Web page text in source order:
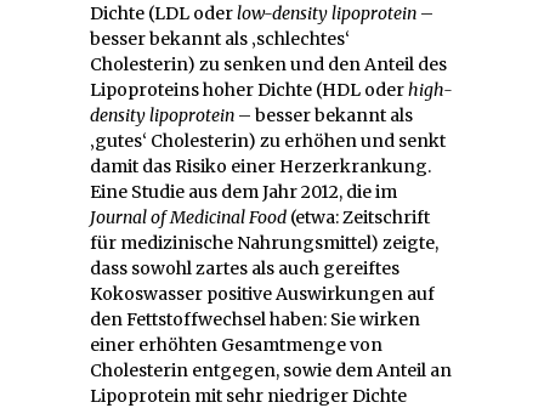
Dichte (LDL oderlow-density lipoprotein –
besser bekannt als ‚schlechtes‘
Cholesterin) zu senken und den Anteil des
Lipoproteins hoher Dichte (HDL oderhigh-
density lipoprotein – besser bekannt als
‚gutes‘ Cholesterin) zu erhöhen und senkt
damit das Risiko einer Herzerkrankung.
Eine Studie aus dem Jahr 2012, die im
Journal of Medicinal Food (etwa: Zeitschrift
für medizinische Nahrungsmittel) zeigte,
dass sowohl zartes als auch gereiftes
Kokoswasser positive Auswirkungen auf
den Fettstoffwechsel haben: Sie wirken
einer erhöhten Gesamtmenge von
Cholesterin entgegen, sowie dem Anteil an
Lipoprotein mit sehr niedriger Dichte